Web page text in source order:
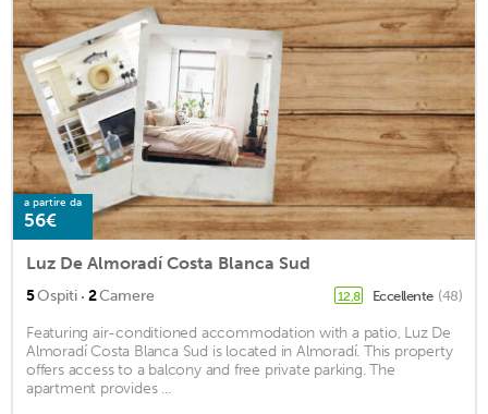
a partire da
56€
Luz De Almoradí Costa Blanca Sud
5Ospiti · 2Camere 12,8 Eccellente (48)
Featuring air-conditioned accommodation with a patio, Luz De
Almoradí Costa Blanca Sud is located in Almoradí. This property
offers access to a balcony and free private parking. The
apartment provides ...